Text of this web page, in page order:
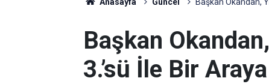
Başkan
3.’sü İle Bir